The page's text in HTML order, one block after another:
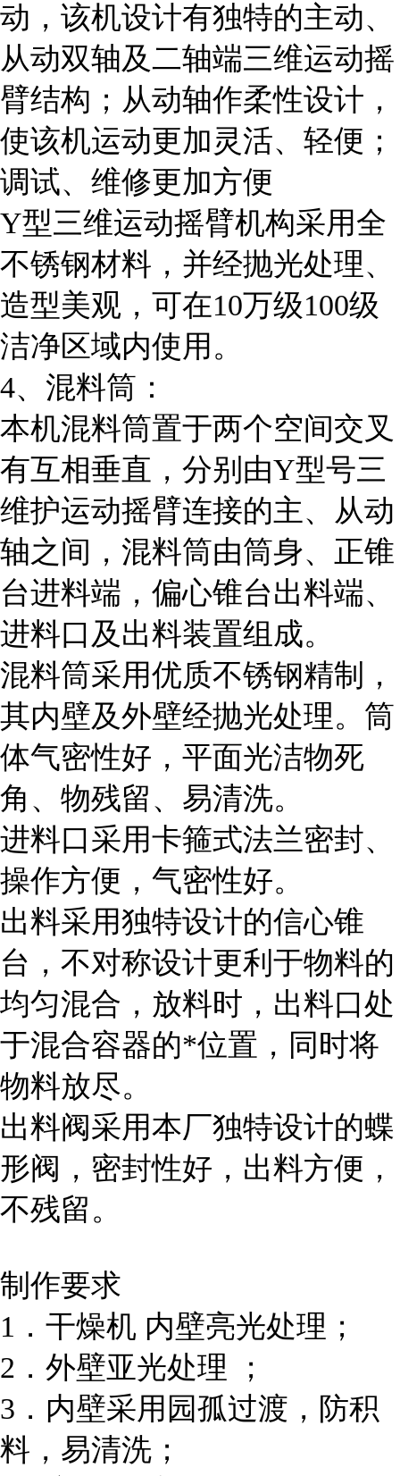
动，该机设计有独特的主动、
从动双轴及二轴端三维运动摇
臂结构；从动轴作柔性设计，
使该机运动更加灵活、轻便；
调试、维修更加方便
Y型三维运动摇臂机构采用全
不锈钢材料，并经抛光处理、
造型美观，可在10万级100级
洁净区域内使用。
4、混料筒：
本机混料筒置于两个空间交叉
有互相垂直，分别由Y型号三
维护运动摇臂连接的主、从动
轴之间，混料筒由筒身、正锥
台进料端，偏心锥台出料端、
进料口及出料装置组成。
混料筒采用优质不锈钢精制，
其内壁及外壁经抛光处理。筒
体气密性好，平面光洁物死
角、物残留、易清洗。
进料口采用卡箍式法兰密封、
操作方便，气密性好。
出料采用独特设计的信心锥
台，不对称设计更利于物料的
均匀混合，放料时，出料口处
于混合容器的*位置，同时将
物料放尽。
出料阀采用本厂独特设计的蝶
形阀，密封性好，出料方便，
不残留。
制作要求
1．干燥机 内壁亮光处理；
2．外壁亚光处理 ；
3．内壁采用园孤过渡，防积
料，易清洗；